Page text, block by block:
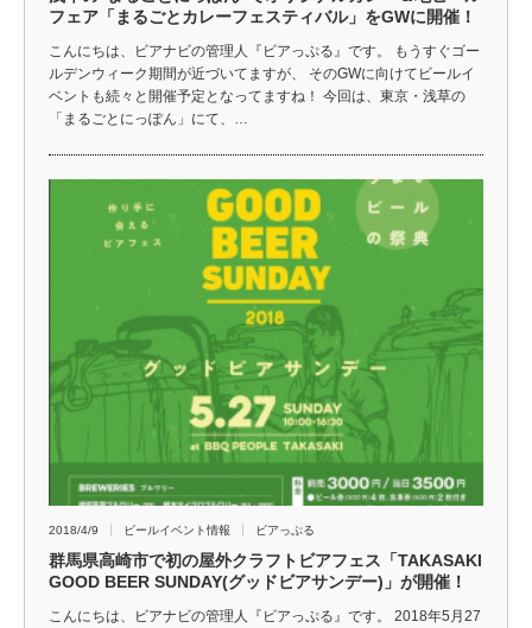
フェア「まるごとカレーフェスティバル」をGWに開催！
こんにちは、ビアナビの管理人『ビアっぷる』です。 もうすぐゴー
ルデンウィーク期間が近づいてますが、 そのGWに向けてビールイ
ベントも続々と開催予定となってますね！ 今回は、東京・浅草の
「まるごとにっぽん」にて、…
2018/4/9 ビールイベント情報 ビアっぷる
群馬県高崎市で初の屋外クラフトビアフェス「TAKASAKI
GOOD BEER SUNDAY(グッドビアサンデー)」が開催！
こんにちは、ビアナビの管理人『ビアっぷる』です。 2018年5月27